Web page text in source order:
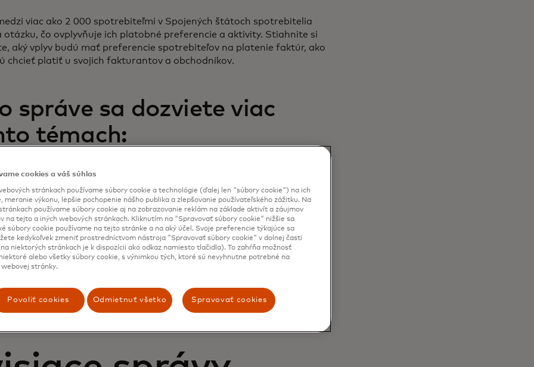
viac ako 2 000 spotrebiteľmi v Spojených štátoch spotrebitelia
otázku, čo ovplyvňuje ich platobné preferencie a aktivity. Stiahnite si
aký vplyv budú mať preferencie spotrebiteľov na platenie faktúr, ako
chcieť platiť u svojich fakturantov a obchodníkov.
správe sa dozviete viac
témach:
ich platobné rozhodnutia
zvažujú svoje možnosti platby
metódy považujú za bezpečné
budúcnosť pre spotrebiteľov
cookies a váš súhlas
stránkach používame súbory cookie a technológie (ďalej len "súbory cookie") na ich
meranie výkonu, lepšie pochopenie nášho publika a zlepšovanie používateľského zážitku. Na
používame súbory cookie aj na zobrazovanie reklám na základe aktivít a záujmov
na tejto a iných webových stránkach. Kliknutím na "Spravovať súbory cookie" nižšie sa
súbory cookie používame na tejto stránke a na aký účel. Svoje preferencie týkajúce sa
kedykoľvek zmeniť prostredníctvom nástroja "Spravovať súbory cookie" v dolnej časti
niektorých stránkach je k dispozícii ako odkaz namiesto tlačidla). To zahŕňa možnosť
alebo všetky súbory cookie, s výnimkou tých, ktoré sú nevyhnutne potrebné na
stránky.
Povoliť cookies Odmietnuť všetko Spravovať cookies